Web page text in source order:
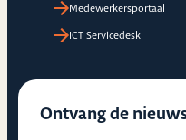
Medewerkersportaal
ICT Servicedesk
Ontvang de